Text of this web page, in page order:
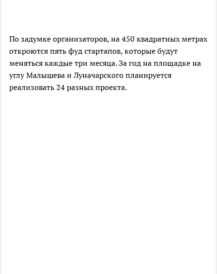
По задумке организаторов, на 450 квадратных метрах
откроются пять фуд стартапов, которые будут
меняться каждые три месяца. За год на площадке на
углу Малышева и Луначарского планируется
реализовать 24 разных проекта.